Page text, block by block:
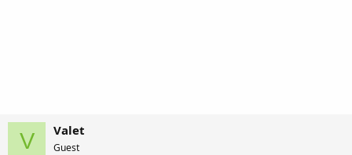
V Valet
Guest